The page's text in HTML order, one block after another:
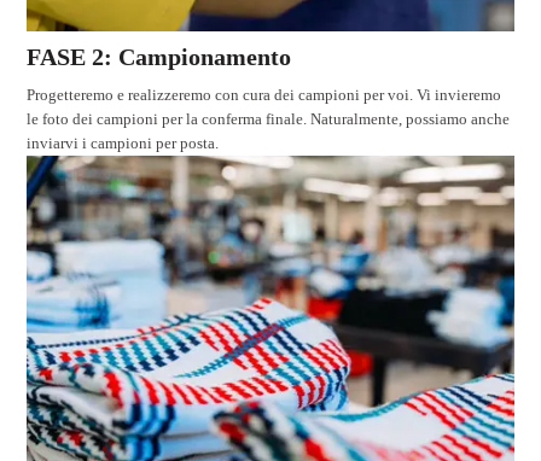
FASE 2: Campionamento
Progetteremo e realizzeremo con cura dei campioni per voi. Vi invieremo
le foto dei campioni per la conferma finale. Naturalmente, possiamo anche
inviarvi i campioni per posta.